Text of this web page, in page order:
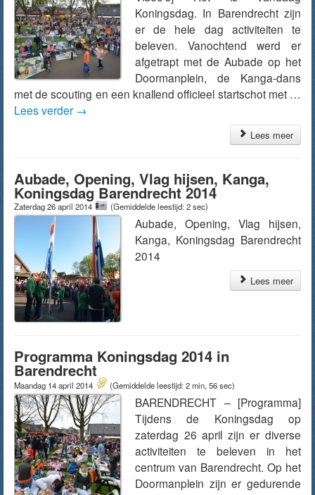
Koningsdag. In Barendrecht zijn
er de hele dag activiteiten te
beleven. Vanochtend werd er
afgetrapt met de Aubade op het
Doormanplein, de Kanga-dans
met de scouting en een knallend officieel startschot met …
Lees verder →
Lees meer
Aubade, Opening, Vlag hijsen, Kanga,
Koningsdag Barendrecht 2014
Zaterdag 26 april 2014 (Gemiddelde leestijd: 2 sec)
Aubade, Opening, Vlag hijsen,
Kanga, Koningsdag Barendrecht
2014
Lees meer
Programma Koningsdag 2014 in
Barendrecht
Maandag 14 april 2014 (Gemiddelde leestijd: 2 min, 56 sec)
BARENDRECHT – [Programma]
Tijdens de Koningsdag op
zaterdag 26 april zijn er diverse
activiteiten te beleven in het
centrum van Barendrecht. Op het
Doormanplein zijn er gedurende